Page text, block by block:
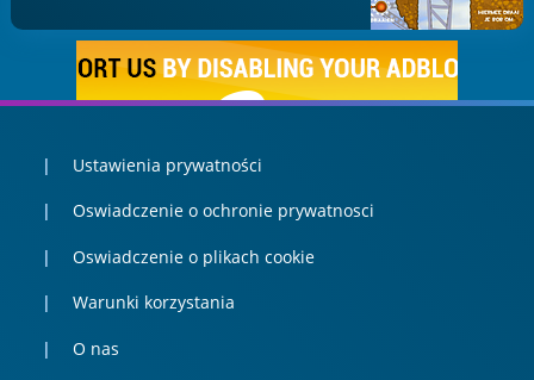
Ustawienia prywatności
Oswiadczenie o ochronie prywatnosci
Oswiadczenie o plikach cookie
Warunki korzystania
O nas